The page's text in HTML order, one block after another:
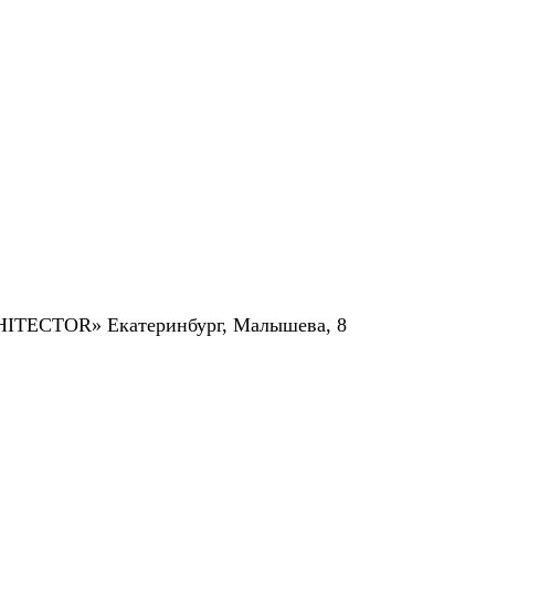
Екатеринбург, Малышева, 8